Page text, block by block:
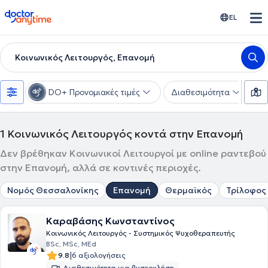
doctoranytime EL
Κοινωνικός Λειτουργός, Επανομή
DO+ Προνομιακές τιμές Διαθεσιμότητα
1 Κοινωνικός Λειτουργός κοντά στην Επανομή
Δεν βρέθηκαν Κοινωνικοί Λειτουργοί με online ραντεβού
στην Επανομή, αλλά σε κοντινές περιοχές.
Νομός Θεσσαλονίκης Επανομή Θερμαϊκός Τρίλοφος
Καραβάσης Κωνσταντίνος
Κοινωνικός Λειτουργός - Συστημικός Ψυχοθεραπευτής
BSc, MSc, MEd
9.8|6 αξιολογήσεις